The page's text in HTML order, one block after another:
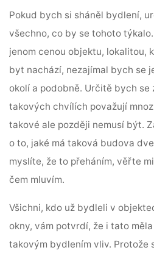
Pokud bych si sháněl bydlení,
všechno, co by se tohoto
jenom cenou objektu, lokalitou,
byt nachází, nezajímal bych se
okolí a podobně. Určitě bych se
takových chvílích považují
takové ale později nemusí být.
o to, jaké má taková budova
myslíte, že to přeháním, věřte
čem mluvím.
Všichni, kdo už bydleli v
okny, vám potvrdí, že i tato
takovým bydlením vliv. Protože